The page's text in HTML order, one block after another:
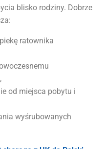
blisko rodziny. Dobrze
ratownika
od miejsca pobytu i
wyśrubowanych